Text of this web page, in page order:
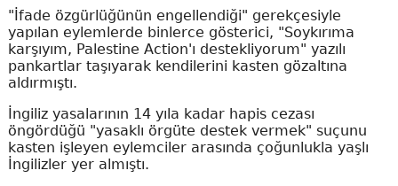
"İfade özgürlüğünün engellendiği" gerekçesiyle
yapılan eylemlerde binlerce gösterici, "Soykırıma
karşıyım, Palestine Action'ı destekliyorum" yazılı
pankartlar taşıyarak kendilerini kasten gözaltına
aldırmıştı.
İngiliz yasalarının 14 yıla kadar hapis cezası
öngördüğü "yasaklı örgüte destek vermek" suçunu
kasten işleyen eylemciler arasında çoğunlukla yaşlı
İngilizler yer almıştı.